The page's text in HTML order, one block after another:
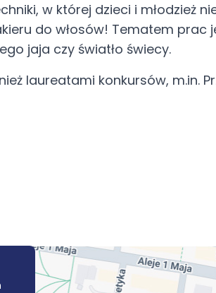
w której dzieci i młodzież
do włosów! Tematem
jaja czy światło świecy.
laureatami konkursów, m.in.